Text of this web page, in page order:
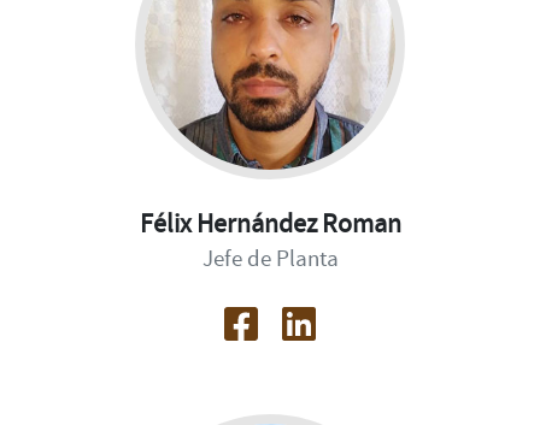
Félix Hernández Roman
Jefe de Planta